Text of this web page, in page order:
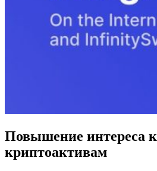
Повышение интереса к
криптоактивам